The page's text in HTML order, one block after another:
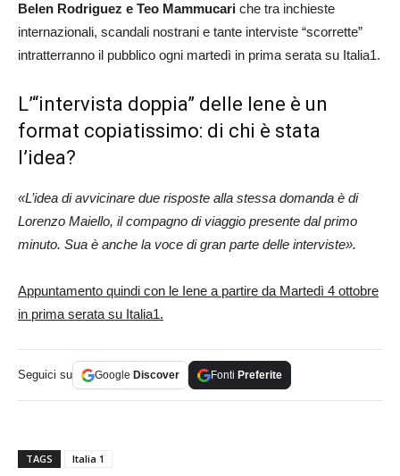
Belen Rodriguez e Teo Mammucari che tra inchieste
internazionali, scandali nostrani e tante interviste “scorrette”
intratterranno il pubblico ogni martedì in prima serata su Italia1.
L’“intervista doppia” delle Iene è un
format copiatissimo: di chi è stata
l’idea?
«L’idea di avvicinare due risposte alla stessa domanda è di
Lorenzo Maiello, il compagno di viaggio presente dal primo
minuto. Sua è anche la voce di gran parte delle interviste».
Appuntamento quindi con le Iene a partire da Martedì 4 ottobre
in prima serata su Italia1.
Seguici su Google Discover Fonti Preferite
TAGS Italia 1